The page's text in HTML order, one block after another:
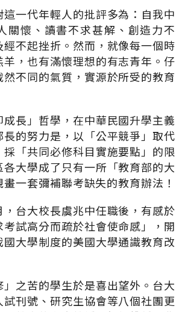
一代年輕人的批評多為：自我中
關懷、讀書不求甚解、創造力不
經不起挫折。然而，就像每一個時
，也有滿懷理想的有志青年。仔
不同的氣質，實源於所受的教育
長」哲學，在中華民國升學主義
長的努力是，以「公平競爭」取代
採「共同必修科目實施要點」的限
大學成了只有一所「教育部的大
一套彌補聯考缺失的教育辦法！
，台大校長虞兆中任職後，有感於
考試高分而疏於社會使命感」，開
大學制度的美國大學通識教育改
之苦的學生於是喜出望外。台大
刊號、研究生協會等八個社團更